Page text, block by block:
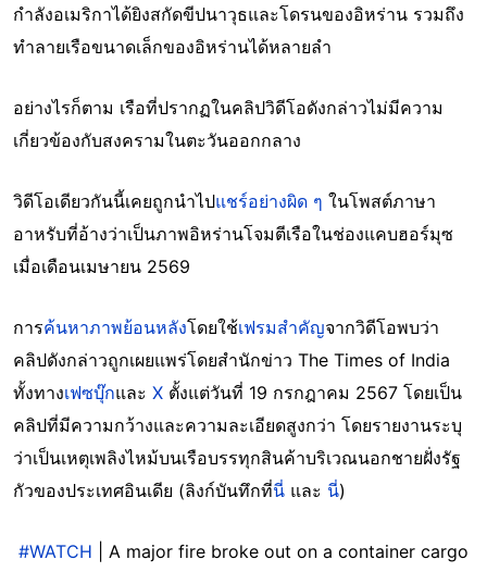
กำลังอเมริกาได้ยิงสกัดขีปนาวุธและโดรนของอิหร่าน รวมถึง
ทำลายเรือขนาดเล็กของอิหร่านได้หลายลำ
อย่างไรก็ตาม เรือที่ปรากฏในคลิปวิดีโอดังกล่าวไม่มีความ
เกี่ยวข้องกับสงครามในตะวันออกกลาง
วิดีโอเดียวกันนี้เคยถูกนำไปแชร์อย่างผิด ๆ ในโพสต์ภาษา
อาหรับที่อ้างว่าเป็นภาพอิหร่านโจมตีเรือในช่องแคบฮอร์มุซ
เมื่อเดือนเมษายน 2569
การค้นหาภาพย้อนหลังโดยใช้เฟรมสำคัญจากวิดีโอพบว่า
คลิปดังกล่าวถูกเผยแพร่โดยสำนักข่าว The Times of India
ทั้งทางเฟซบุ๊กและ X ตั้งแต่วันที่ 19 กรกฎาคม 2567 โดยเป็น
คลิปที่มีความกว้างและความละเอียดสูงกว่า โดยรายงานระบุ
ว่าเป็นเหตุเพลิงไหม้บนเรือบรรทุกสินค้าบริเวณนอกชายฝั่งรัฐ
กัวของประเทศอินเดีย (ลิงก์บันทึกที่นี่ และ นี่)
#WATCH | A major fire broke out on a container cargo